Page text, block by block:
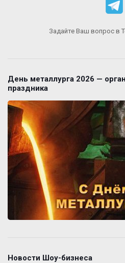
Задайте Ваш вопрос в
День металлурга 2026 —
праздника
Новости Шоу-бизнеса